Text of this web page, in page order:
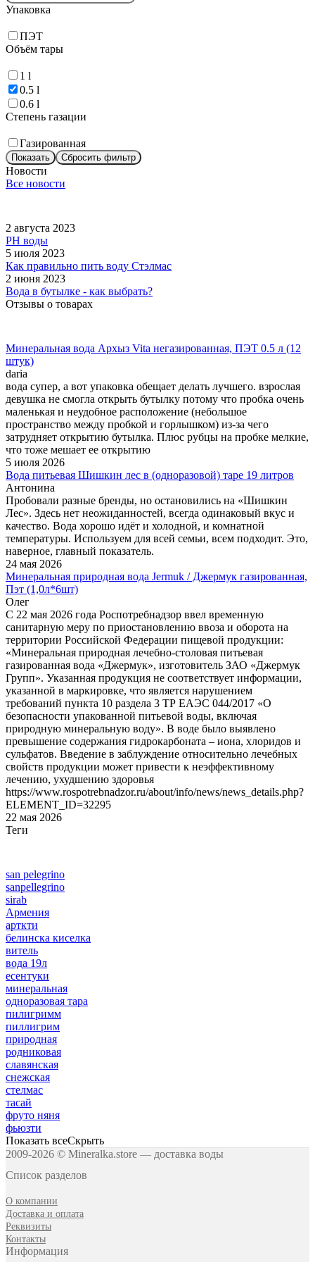
Упаковка
ПЭТ
Объём тары
1 l
0.5 l
0.6 l
Степень газации
Газированная
Показать Сбросить фильтр
Новости
Все новости
2 августа 2023
PH воды
5 июля 2023
Как правильно пить воду Стэлмас
2 июня 2023
Вода в бутылке - как выбрать?
Отзывы о товарах
Минеральная вода Архыз Vita негазированная, ПЭТ 0.5 л (12
штук)
daria
вода супер, а вот упаковка обещает делать лучшего. взрослая
девушка не смогла открыть бутылку потому что пробка очень
маленькая и неудобное расположение (небольшое
пространство между пробкой и горлышком) из-за чего
затрудняет открытию бутылка. Плюс рубцы на пробке мелкие,
что тоже мешает ее открытию
5 июля 2026
Вода питьевая Шишкин лес в (одноразовой) таре 19 литров
Антонина
Пробовали разные бренды, но остановились на «Шишкин
Лес». Здесь нет неожиданностей, всегда одинаковый вкус и
качество. Вода хорошо идёт и холодной, и комнатной
температуры. Используем для всей семьи, всем подходит. Это,
наверное, главный показатель.
24 мая 2026
Минеральная природная вода Jermuk / Джермук газированная,
Пэт (1,0л*6шт)
Олег
С 22 мая 2026 года Роспотребнадзор ввел временную
санитарную меру по приостановлению ввоза и оборота на
территории Российской Федерации пищевой продукции:
«Минеральная природная лечебно-столовая питьевая
газированная вода «Джермук», изготовитель ЗАО «Джермук
Групп». Указанная продукция не соответствует информации,
указанной в маркировке, что является нарушением
требований пункта 10 раздела 3 ТР ЕАЭС 044/2017 «О
безопасности упакованной питьевой воды, включая
природную минеральную воду». В воде было выявлено
превышение содержания гидрокарбоната – иона, хлоридов и
сульфатов. Введение в заблуждение относительно лечебных
свойств продукции может привести к неэффективному
лечению, ухудшению здоровья
https://www.rospotrebnadzor.ru/about/info/news/news_details.php?
ELEMENT_ID=32295
22 мая 2026
Теги
san pelegrino
sanpellegrino
sirab
Армения
арткти
белинска киселка
витель
вода 19л
есентуки
минеральная
одноразовая тара
пилигримм
пиллигрим
природная
родниковая
славянская
снежская
стелмас
тасай
фруто няня
фьюзти
Показать всеСкрыть
2009-2026 © Mineralka.store — доставка воды
Список разделов
О компании
Доставка и оплата
Реквизиты
Контакты
Информация